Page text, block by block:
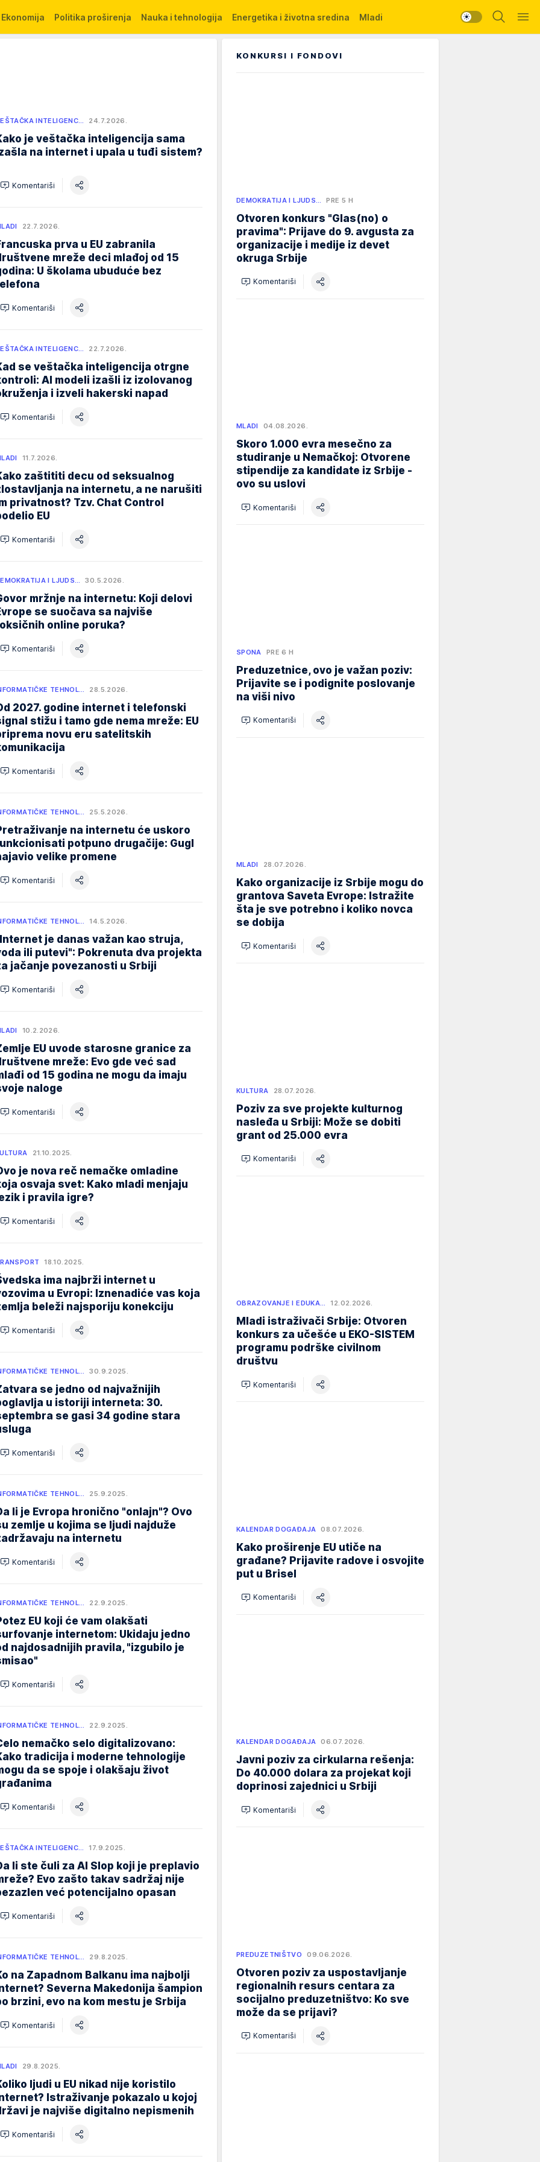
Ekonomija Politika proširenja Nauka i tehnologija Energetika i životna sredina Mladi
INTELIGENC… 24.7.2026.
je veštačka inteligencija sama
na internet i upala u tuđi sistem?
Komentariši
22.7.2026.
prva u EU zabranila
mreže deci mlađoj od 15
U školama ubuduće bez
Komentariši
INTELIGENC… 22.7.2026.
se veštačka inteligencija otrgne
AI modeli izašli iz izolovanog
i izveli hakerski napad
Komentariši
11.7.2026.
zaštititi decu od seksualnog
na internetu, a ne narušiti
privatnost? Tzv. Chat Control
EU
Komentariši
I LJUDS… 30.5.2026.
mržnje na internetu: Koji delovi
se suočava sa najviše
online poruka?
Komentariši
TEHNOL… 28.5.2026.
2027. godine internet i telefonski
stižu i tamo gde nema mreže: EU
novu eru satelitskih
Komentariši
TEHNOL… 25.5.2026.
na internetu će uskoro
potpuno drugačije: Gugl
velike promene
Komentariši
TEHNOL… 14.5.2026.
je danas važan kao struja,
ili putevi": Pokrenuta dva projekta
jačanje povezanosti u Srbiji
Komentariši
10.2.2026.
EU uvode starosne granice za
mreže: Evo gde već sad
od 15 godina ne mogu da imaju
naloge
Komentariši
21.10.2025.
je nova reč nemačke omladine
osvaja svet: Kako mladi menjaju
i pravila igre?
Komentariši
18.10.2025.
ima najbrži internet u
u Evropi: Iznenadiće vas koja
beleži najsporiju konekciju
Komentariši
TEHNOL… 30.9.2025.
se jedno od najvažnijih
u istoriji interneta: 30.
se gasi 34 godine stara
Komentariši
TEHNOL… 25.9.2025.
li je Evropa hronično "onlajn"? Ovo
zemlje u kojima se ljudi najduže
na internetu
Komentariši
TEHNOL… 22.9.2025.
EU koji će vam olakšati
internetom: Ukidaju jedno
najdosadnijih pravila, "izgubilo je
Komentariši
TEHNOL… 22.9.2025.
nemačko selo digitalizovano:
tradicija i moderne tehnologije
da se spoje i olakšaju život
Komentariši
INTELIGENC… 17.9.2025.
li ste čuli za AI Slop koji je preplavio
Evo zašto takav sadržaj nije
već potencijalno opasan
Komentariši
TEHNOL… 29.8.2025.
na Zapadnom Balkanu ima najbolji
Severna Makedonija šampion
brzini, evo na kom mestu je Srbija
Komentariši
29.8.2025.
ljudi u EU nikad nije koristilo
Istraživanje pokazalo u kojoj
je najviše digitalno nepismenih
Komentariši
KONKURSI I FONDOVI
DEMOKRATIJA I LJUDS… PRE 5 H
Otvoren konkurs "Glas(no) o
pravima": Prijave do 9. avgusta za
organizacije i medije iz devet
okruga Srbije
Komentariši
MLADI 04.08.2026.
Skoro 1.000 evra mesečno za
studiranje u Nemačkoj: Otvorene
stipendije za kandidate iz Srbije -
ovo su uslovi
Komentariši
SPONA PRE 6 H
Preduzetnice, ovo je važan poziv:
Prijavite se i podignite poslovanje
na viši nivo
Komentariši
MLADI 28.07.2026.
Kako organizacije iz Srbije mogu do
grantova Saveta Evrope: Istražite
šta je sve potrebno i koliko novca
se dobija
Komentariši
KULTURA 28.07.2026.
Poziv za sve projekte kulturnog
nasleđa u Srbiji: Može se dobiti
grant od 25.000 evra
Komentariši
OBRAZOVANJE I EDUKA… 12.02.2026.
Mladi istraživači Srbije: Otvoren
konkurs za učešće u EKO-SISTEM
programu podrške civilnom
društvu
Komentariši
KALENDAR DOGAĐAJA 08.07.2026.
Kako proširenje EU utiče na
građane? Prijavite radove i osvojite
put u Brisel
Komentariši
KALENDAR DOGAĐAJA 06.07.2026.
Javni poziv za cirkularna rešenja:
Do 40.000 dolara za projekat koji
doprinosi zajednici u Srbiji
Komentariši
PREDUZETNIŠTVO 09.06.2026.
Otvoren poziv za uspostavljanje
regionalnih resurs centara za
socijalno preduzetništvo: Ko sve
može da se prijavi?
Komentariši